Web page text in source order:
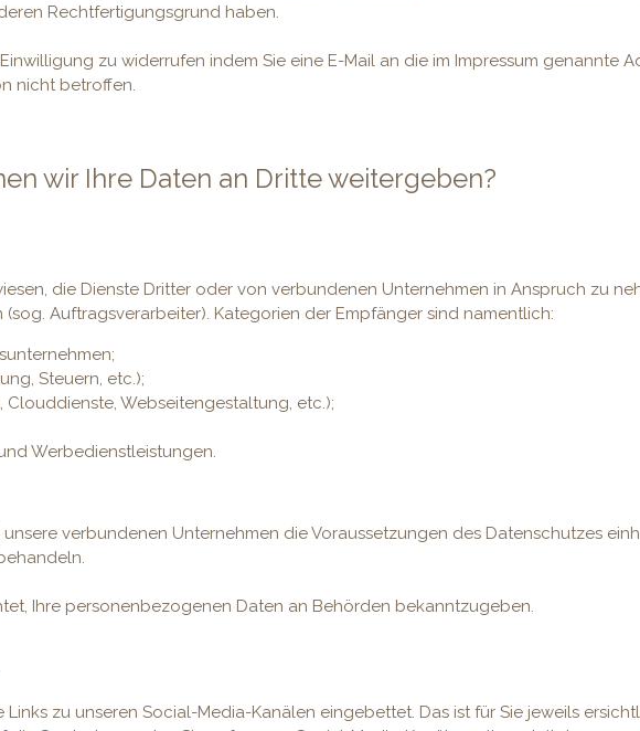
Rechtfertigungsgrund haben.
zu widerrufen indem Sie eine E-Mail an die im Impressum genannte
nicht betroffen.
wir Ihre Daten an Dritte weitergeben?
die Dienste Dritter oder von verbundenen Unternehmen in Anspruch zu
Auftragsverarbeiter). Kategorien der Empfänger sind namentlich:
Steuern, etc.);
Clouddienste, Webseitengestaltung, etc.);
Werbedienstleistungen.
verbundenen Unternehmen die Voraussetzungen des Datenschutzes
Ihre personenbezogenen Daten an Behörden bekanntzugeben.
zu unseren Social-Media-Kanälen eingebettet. Das ist für Sie jeweils